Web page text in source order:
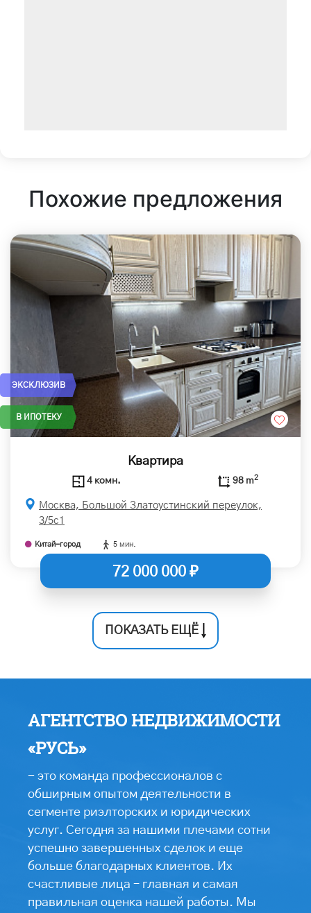
Похожие предложения
ЭКСКЛЮЗИВ
В ИПОТЕКУ
Квартира
4 комн. 98 m2
Москва, Большой Златоустинский переулок,
3/5с1
Китай-город 5 мин.
72 000 000 ₽
ПОКАЗАТЬ ЕЩЁ
АГЕНТСТВО НЕДВИЖИМОСТИ
«РУСЬ»
- это команда профессионалов с
обширным опытом деятельности в
сегменте риэлторских и юридических
услуг. Сегодня за нашими плечами сотни
успешно завершенных сделок и еще
больше благодарных клиентов. Их
счастливые лица – главная и самая
правильная оценка нашей работы. Мы